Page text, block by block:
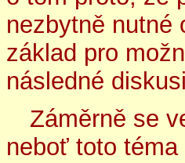
nezbytně nutné
základ pro
následné
Záměrně se
neboť toto